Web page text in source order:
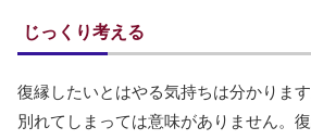
じっくり考える
復縁したいとはやる気持ちは分かりま
別れてしまっては意味がありません。